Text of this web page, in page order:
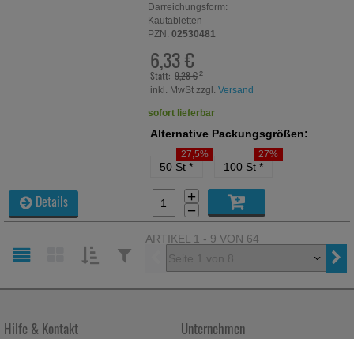
Darreichungsform:
Kautabletten
PZN: 02530481
6,33 €
Statt: 9,28 €²
inkl. MwSt zzgl.Versand
sofort lieferbar
Alternative Packungsgrößen:
50 St*
27,5%
100 St *
27%
+
−
Details
SORTIEREN
NACH:
FILTERN
NACH:
ARTIKEL 1 - 9 VON 64
Vorherige
Hilfe & Kontakt Unternehmen